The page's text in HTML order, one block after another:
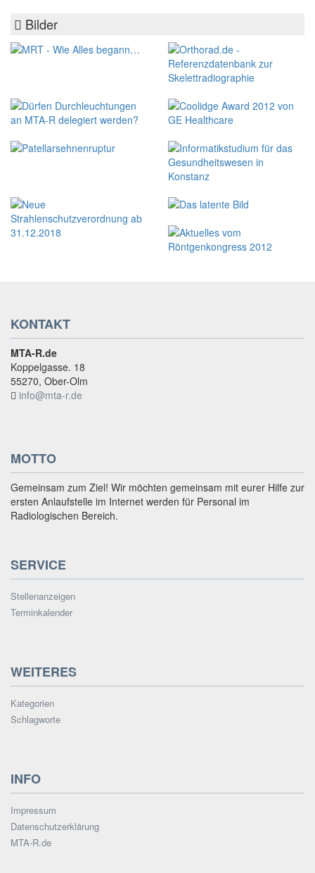
Bilder
KONTAKT
MTA-R.de
Koppelgasse. 18
55270, Ober-Olm
info@mta-r.de
MOTTO
Gemeinsam zum Ziel! Wir möchten gemeinsam mit eurer Hilfe zur
ersten Anlaufstelle im Internet werden für Personal im
Radiologischen Bereich.
SERVICE
Stellenanzeigen
Terminkalender
WEITERES
Kategorien
Schlagworte
INFO
Impressum
Datenschutzerklärung
MTA-R.de